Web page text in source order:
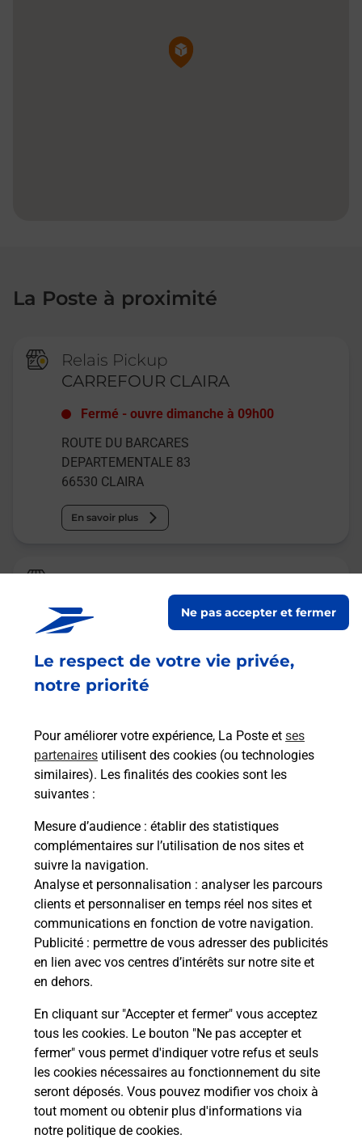
Le respect de votre vie privée,
notre priorité
Pour améliorer votre expérience, La Poste et ses
partenaires utilisent des cookies (ou technologies
similaires). Les finalités des cookies sont les
suivantes :
Mesure d’audience : établir des statistiques
complémentaires sur l’utilisation de nos sites et
suivre la navigation.
Analyse et personnalisation : analyser les parcours
clients et personnaliser en temps réel nos sites et
communications en fonction de votre navigation.
Publicité : permettre de vous adresser des publicités
en lien avec vos centres d’intérêts sur notre site et
en dehors.
En cliquant sur "Accepter et fermer" vous acceptez
tous les cookies. Le bouton "Ne pas accepter et
fermer" vous permet d'indiquer votre refus et seuls
les cookies nécessaires au fonctionnement du site
seront déposés. Vous pouvez modifier vos choix à
tout moment ou obtenir plus d'informations via
notre politique de cookies.
Ne pas accepter et fermer
Pin de la carte
La Poste à proximité
Relais Pickup
CARREFOUR CLAIRA
Fermé -ouvre dimanche à 09h00
ROUTE DU BARCARES
DEPARTEMENTALE 83
66530 CLAIRA
En savoir plus
Relais Pickup
LE PIANENC TABAC
ouvre dimanche à 08h00
4 AVENUE DU MARECHAL JOFFRE
66380 PIA
Malin !
La Poste
en ligne
Ouvert 24h/24
En savoir plus
CONSIGNE CENTRE LE CREST CLAIRA